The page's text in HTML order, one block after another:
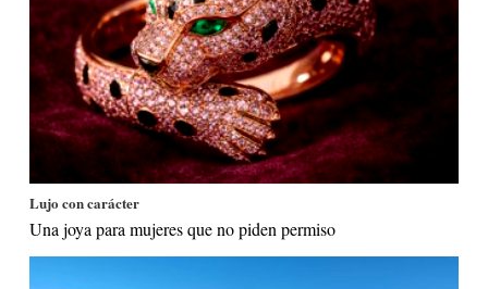
Lujo con carácter
Una joya para mujeres que no piden permiso